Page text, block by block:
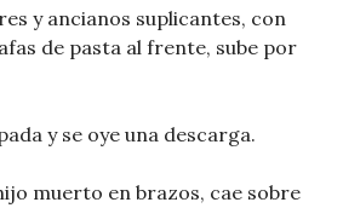
y ancianos suplicantes, con
de pasta al frente, sube por
y se oye una descarga.
muerto en brazos, cae sobre